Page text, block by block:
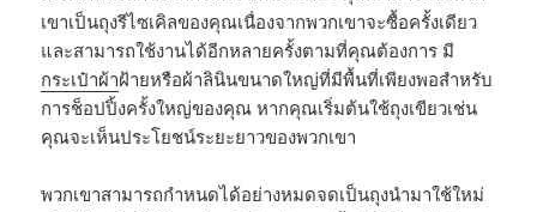
เขาเป็นถุงรีไซเคิลของคุณเนื่องจากพวกเขาจะซื้อครั้งเดียว
และสามารถใช้งานได้อีกหลายครั้งตามที่คุณต้องการ มี
กระเป๋าผ้าฝ้ายหรือผ้าลินินขนาดใหญ่ที่มีพื้นที่เพียงพอสำหรับ
การช็อปปิ้งครั้งใหญ่ของคุณ หากคุณเริ่มต้นใช้ถุงเขียวเช่น
คุณจะเห็นประโยชน์ระยะยาวของพวกเขา
พวกเขาสามารถกำหนดได้อย่างหมดจดเป็นถุงนำมาใช้ใหม่